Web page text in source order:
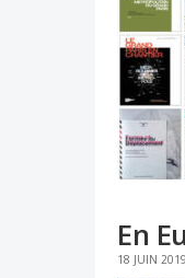
En
18 JUIN 2019